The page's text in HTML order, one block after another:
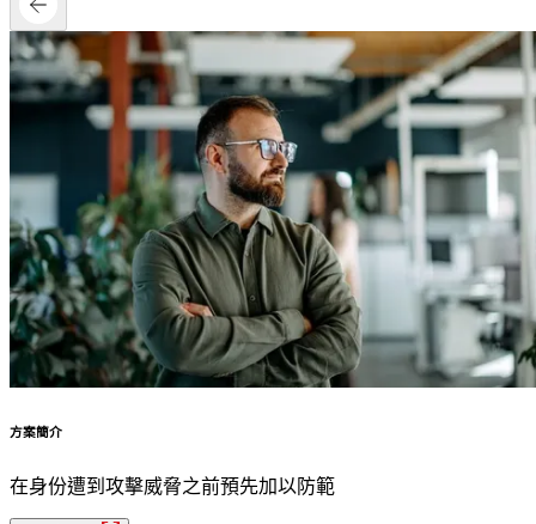
方案簡介
在身份遭到攻擊威脅之前預先加以防範